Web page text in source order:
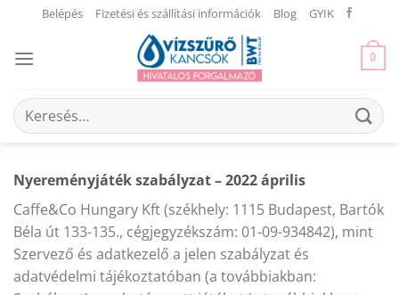
content
Belépés Fizetési és szállítási információk Blog GYIK
0
Keresés
a
Nyereményjáték szabályzat – 2022 április
Caffe&Co Hungary Kft (székhely: 1115 Budapest, Bartók
Béla út 133-135., cégjegyzékszám: 01-09-934842), mint
Szervező és adatkezelő a jelen szabályzat és
adatvédelmi tájékoztatóban (a továbbiakban: